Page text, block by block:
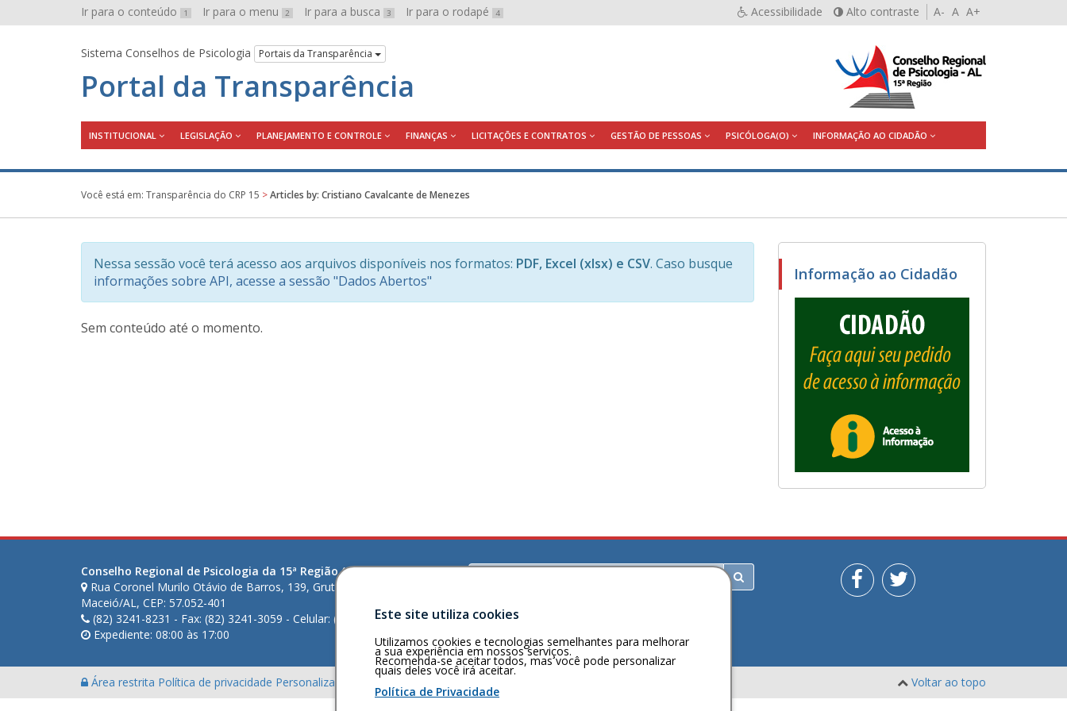
Ir para o conteúdo 1 Ir para o menu 2 Ir para a busca 3 Ir para o rodapé 4 Acessibilidade Alto contraste A- A A+
Sistema Conselhos de Psicologia Portais da Transparência
Portal da Transparência
INSTITUCIONAL LEGISLAÇÃO PLANEJAMENTO E CONTROLE FINANÇAS LICITAÇÕES E CONTRATOS GESTÃO DE PESSOAS PSICÓLOGA(O) INFORMAÇÃO AO CIDADÃO
Você está em: Transparência do CRP 15 >Articles by: Cristiano Cavalcante de Menezes
Nessa sessão você terá acesso aos arquivos disponíveis nos formatos: PDF, Excel (xlsx) e CSV. Caso busque
informações sobre API, acesse a sessão "Dados Abertos"
Sem conteúdo até o momento.
Informação ao Cidadão
Conselho Regional de Psicologia da 15ª Região (AL)
Rua Coronel Murilo Otávio de Barros, 139, Gruta de Lourdes,
Maceió/AL, CEP: 57.052-401
(82) 3241-8231 - Fax: (82) 3241-3059 - Celular: (82) 98115-7073
Expediente: 08:00 às 17:00
Buscar
Área restrita Política de privacidade Personalização de cookies Voltar ao topo
Este site utiliza cookies
Utilizamos cookies e tecnologias semelhantes para melhorar
a sua experiência em nossos serviços.
Recomenda-se aceitar todos, mas você pode personalizar
quais deles você irá aceitar.
Política de Privacidade